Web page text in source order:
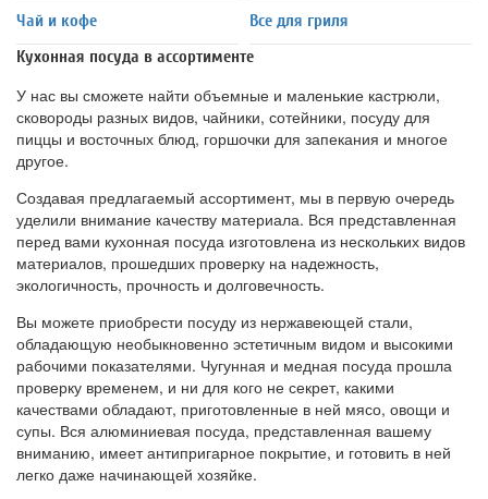
Чай и кофе
Все для гриля
Кухонная посуда в ассортименте
У нас вы сможете найти объемные и маленькие кастрюли,
сковороды разных видов, чайники, сотейники, посуду для
пиццы и восточных блюд, горшочки для запекания и многое
другое.
Создавая предлагаемый ассортимент, мы в первую очередь
уделили внимание качеству материала. Вся представленная
перед вами кухонная посуда изготовлена из нескольких видов
материалов, прошедших проверку на надежность,
экологичность, прочность и долговечность.
Вы можете приобрести посуду из нержавеющей стали,
обладающую необыкновенно эстетичным видом и высокими
рабочими показателями. Чугунная и медная посуда прошла
проверку временем, и ни для кого не секрет, какими
качествами обладают, приготовленные в ней мясо, овощи и
супы. Вся алюминиевая посуда, представленная вашему
вниманию, имеет антипригарное покрытие, и готовить в ней
легко даже начинающей хозяйке.